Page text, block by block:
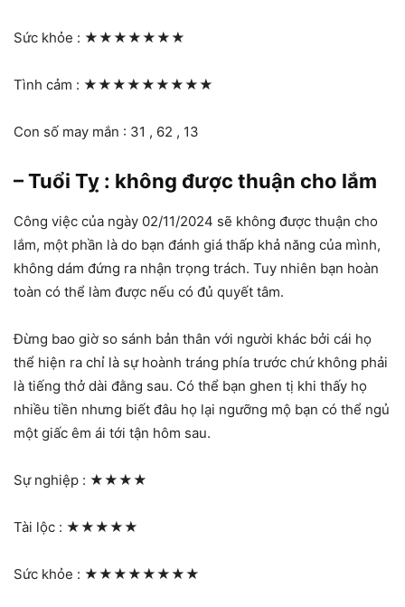
Sức khỏe : ★★★★★★★
Tình cảm : ★★★★★★★★★
Con số may mắn : 31 , 62 , 13
– Tuổi Tỵ : không được thuận cho lắm
Công việc của ngày 02/11/2024 sẽ không được thuận cho
lắm, một phần là do bạn đánh giá thấp khả năng của mình,
không dám đứng ra nhận trọng trách. Tuy nhiên bạn hoàn
toàn có thể làm được nếu có đủ quyết tâm.
Đừng bao giờ so sánh bản thân với người khác bởi cái họ
thể hiện ra chỉ là sự hoành tráng phía trước chứ không phải
là tiếng thở dài đằng sau. Có thể bạn ghen tị khi thấy họ
nhiều tiền nhưng biết đâu họ lại ngưỡng mộ bạn có thể ngủ
một giấc êm ái tới tận hôm sau.
Sự nghiệp : ★★★★
Tài lộc : ★★★★★
Sức khỏe : ★★★★★★★★